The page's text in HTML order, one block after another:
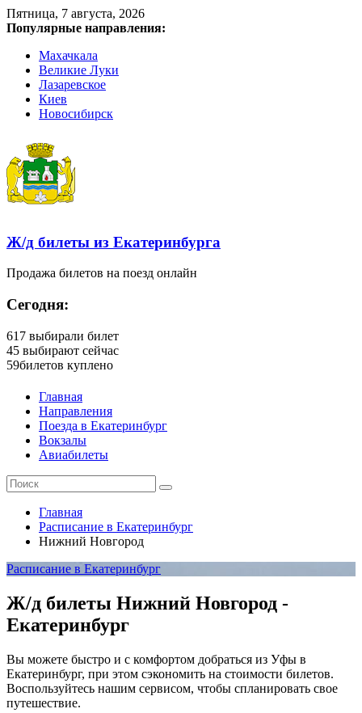
Пятница, 7 августа, 2026
Популярные направления:
Махачкала
Великие Луки
Лазаревское
Киев
Новосибирск
Ж/д билеты из Екатеринбурга
Продажа билетов на поезд онлайн
Сегодня:
617 выбирали билет
45 выбирают сейчас
59билетов куплено
Главная
Направления
Поезда в Екатеринбург
Вокзалы
Авиабилеты
Главная
Расписание в Екатеринбург
Нижний Новгород
Расписание в Екатеринбург
Ж/д билеты Нижний Новгород -
Екатеринбург
Вы можете быстро и с комфортом добраться из Уфы в
Екатеринбург, при этом сэкономить на стоимости билетов.
Воспользуйтесь нашим сервисом, чтобы спланировать свое
путешествие.